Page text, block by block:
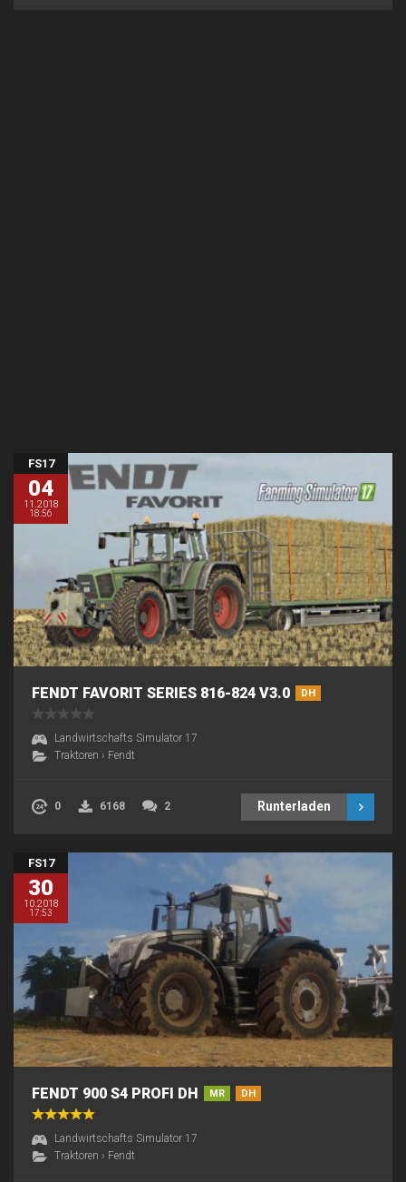
FS17
04
11.2018
18:56
FENDT FAVORIT SERIES 816-824 V3.0 DH
Landwirtschafts Simulator 17
Traktoren › Fendt
0 6168 2 Runterladen
FS17
30
10.2018
17:53
FENDT 900 S4 PROFI DH MR DH
Landwirtschafts Simulator 17
Traktoren › Fendt